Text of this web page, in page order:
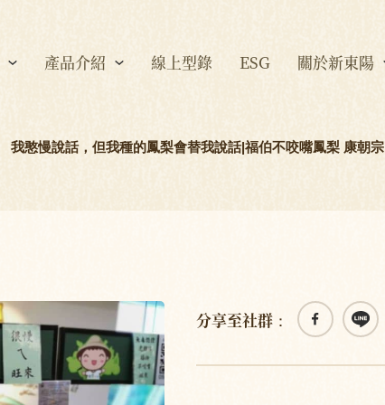
產品介紹 線上型錄 ESG 關於新東陽
我憨慢說話，但我種的鳳梨會替我說話|福伯不咬嘴鳳梨 康朝宗
分享至社群：